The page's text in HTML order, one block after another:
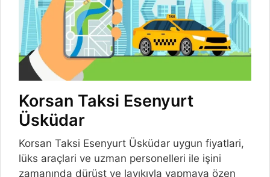
Korsan Taksi Esenyurt
Üsküdar
Korsan Taksi Esenyurt Üsküdar uygun fiyatlari,
lüks araçlari ve uzman personelleri ile işini
zamanında dürüst ve layıkıyla yapmaya özen